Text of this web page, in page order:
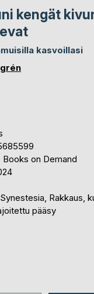
kengät
kasvoillasi
on Demand
Rakkaus,
pääsy